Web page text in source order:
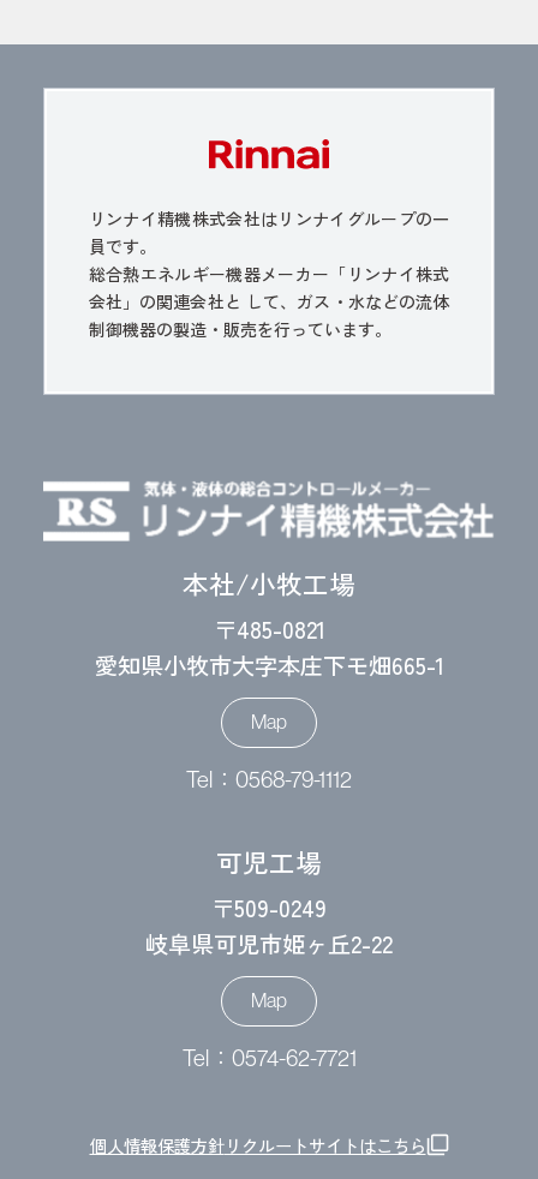
リンナイ精機株式会社はリンナイグループの一
員です。
総合熱エネルギー機器メーカー「リンナイ株式
会社」の関連会社と して、ガス・水などの流体
制御機器の製造・販売を行っています。
本社/小牧工場
〒485-0821
愛知県小牧市大字本庄下モ畑665-1
Map
Tel：0568-79-1112
可児工場
〒509-0249
岐阜県可児市姫ヶ丘2-22
Map
Tel：0574-62-7721
個人情報保護方針リクルートサイトはこちらfilter_none